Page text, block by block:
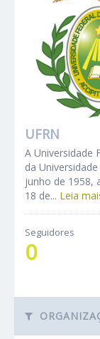
UFRN
A Universidade
da
junho de 1958,
18 de... Leia
Seguidores
0